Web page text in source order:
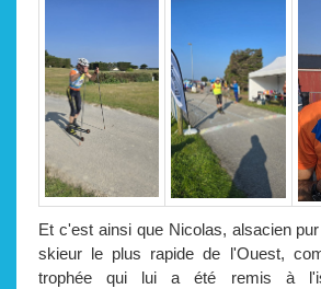
Et c'est ainsi que Nicolas, alsacien
skieur le plus rapide de l'Ouest,
trophée qui lui a été remis à